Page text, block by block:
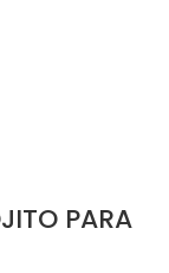
PARA